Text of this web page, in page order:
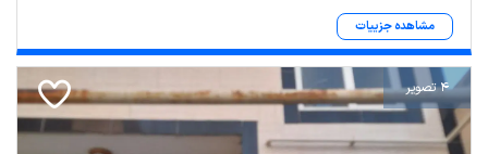
مشاهده جزییات
4 تصویر